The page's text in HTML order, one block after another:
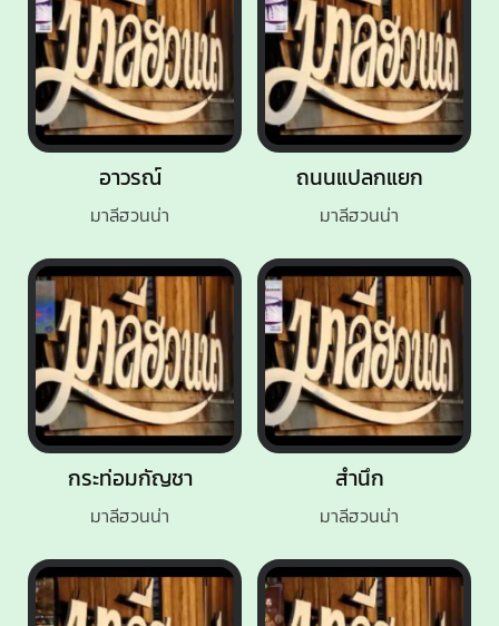
อาวรณ์
มาลีฮวนน่า
กระท่อมกัญชา
มาลีฮวนน่า
ถนนแปลกแยก
มาลีฮวนน่า
สำนึก
มาลีฮวนน่า